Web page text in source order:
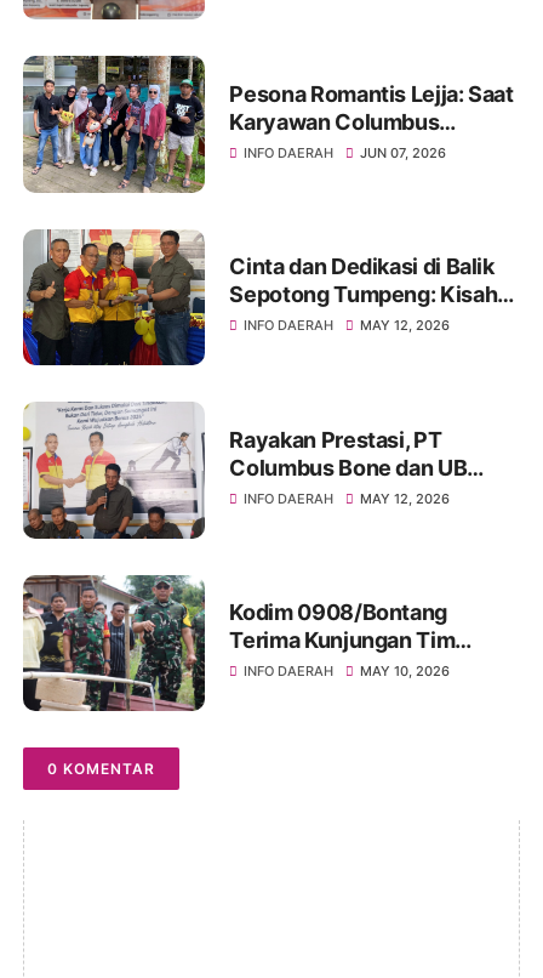
Pesona Romantis Lejja: Saat
Karyawan Columbus
Soppeng Menenun
INFO DAERAH JUN 07, 2026
Cinta dan Dedikasi di Balik
Sepotong Tumpeng: Kisah
Manis Columbus Soppeng &
INFO DAERAH MAY 12, 2026
Rayakan Prestasi, PT
Columbus Bone dan UB
Parepare Bagikan Bonus
INFO DAERAH MAY 12, 2026
Kodim 0908/Bontang
Terima Kunjungan Tim
Wasev TMMD Ke-128 Tahun
INFO DAERAH MAY 10, 2026
0 KOMENTAR